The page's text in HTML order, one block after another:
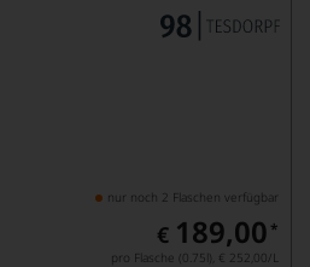
nur noch 2 Flaschen verfügbar
€ 189,00 *
pro Flasche (0.75l), € 252,00/L